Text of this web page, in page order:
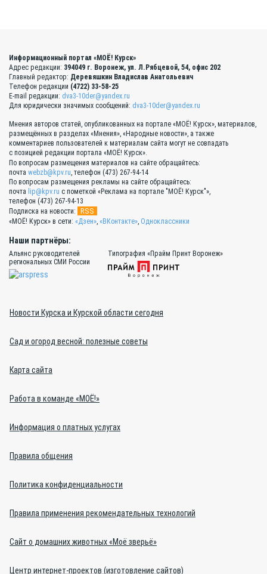
Информационный портал «МОЁ! Курск»
Адрес редакции: 394049 г. Воронеж, ул. Л.Рябцевой, 54, офис 202
Главный редактор: Деревяшкин Владислав Анатольевич
Телефон редакции (4722) 33-58-25
E-mail редакции: dva3-10der@yandex.ru
Для юридически значимых сообщений: dva3-10der@yandex.ru
Мнения авторов статей, опубликованных на портале «МОЁ! Курск», материалов,
размещённых в разделах «Мнения», «Народные новости», а также
комментариев пользователей к материалам сайта могут не совпадать
с позицией редакции портала «МОЁ! Курск».
По вопросам размещения материалов на сайте обращайтесь:
почта webzb@kpv.ru, телефон (473) 267-94-14
По вопросам размещения рекламы на сайте обращайтесь:
почта lip@kpv.ru с пометкой «Реклама на портале "МОЁ! Курск"»,
телефон (473) 267-94-13
Подписка на новости:
RSS
«МОЁ! Курск» в сети: «Дзен», «ВКонтакте», Одноклассники
Наши партнёры:
Альянс руководителей
региональных СМИ России
Типография «Прайм Принт Воронеж»
Новости Курска и Курской области сегодня
Сад и огород весной: полезные советы
Карта сайта
Работа в команде «МОЁ!»
Информация о платных услугах
Правила общения
Политика конфиденциальности
Правила применения рекомендательных технологий
Сайт о домашних животных «Моё зверьё»
Центр интернет-проектов (изготовление сайтов)